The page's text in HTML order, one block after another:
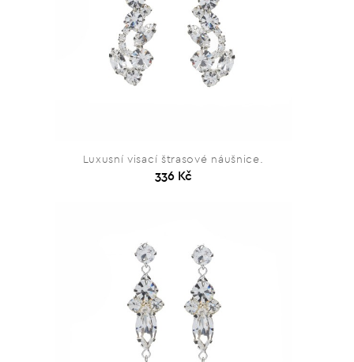
Luxusní visací štrasové náušnice.
336 Kč